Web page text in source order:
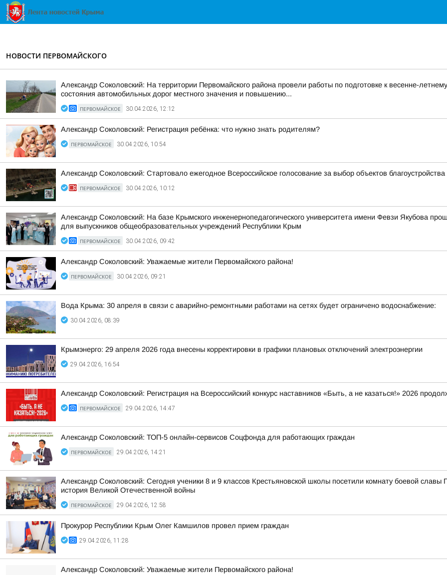
НОВОСТИ ПЕРВОМАЙСКОГО
Александр Соколовский: На территории Первомайского района провели работы по подготовке к весенне-
состояния автомобильных дорог местного значения и повышению...
ПЕРВОМАЙСКОЕ 30.04.2026, 12:12
Александр Соколовский: Регистрация ребёнка: что нужно знать родителям?
ПЕРВОМАЙСКОЕ 30.04.2026, 10:54
Александр Соколовский: Стартовало ежегодное Всероссийское голосование за выбор объектов благоустройства
ПЕРВОМАЙСКОЕ 30.04.2026, 10:12
Александр Соколовский: На базе Крымского инженернопедагогического университета имени Февзи Якубова
для выпускников общеобразовательных учреждений Республики Крым
ПЕРВОМАЙСКОЕ 30.04.2026, 09:42
Александр Соколовский: Уважаемые жители Первомайского района!
ПЕРВОМАЙСКОЕ 30.04.2026, 09:21
Вода Крыма: 30 апреля в связи с аварийно-ремонтными работами на сетях будет ограничено водоснабжение:
30.04.2026, 08:39
Крымэнерго: 29 апреля 2026 года внесены корректировки в графики плановых отключений электроэнергии
29.04.2026, 16:54
Александр Соколовский: Регистрация на Всероссийский конкурс наставников «Быть, а не казаться!» 2026
ПЕРВОМАЙСКОЕ 29.04.2026, 14:47
Александр Соколовский: ТОП-5 онлайн-сервисов Соцфонда для работающих граждан
ПЕРВОМАЙСКОЕ 29.04.2026, 14:21
Александр Соколовский: Сегодня ученики 8 и 9 классов Крестьяновской школы посетили комнату боевой славы
история Великой Отечественной войны
ПЕРВОМАЙСКОЕ 29.04.2026, 12:58
Прокурор Республики Крым Олег Камшилов провел прием граждан
29.04.2026, 11:28
Александр Соколовский: Уважаемые жители Первомайского района!